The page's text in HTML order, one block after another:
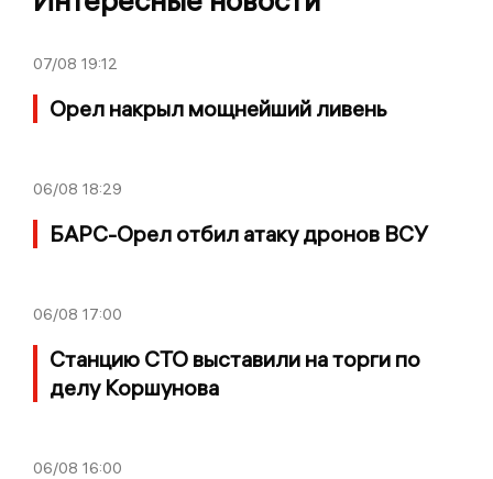
07/08 19:12
Орел накрыл мощнейший ливень
06/08 18:29
БАРС-Орел отбил атаку дронов ВСУ
06/08 17:00
Станцию СТО выставили на торги по
делу Коршунова
06/08 16:00